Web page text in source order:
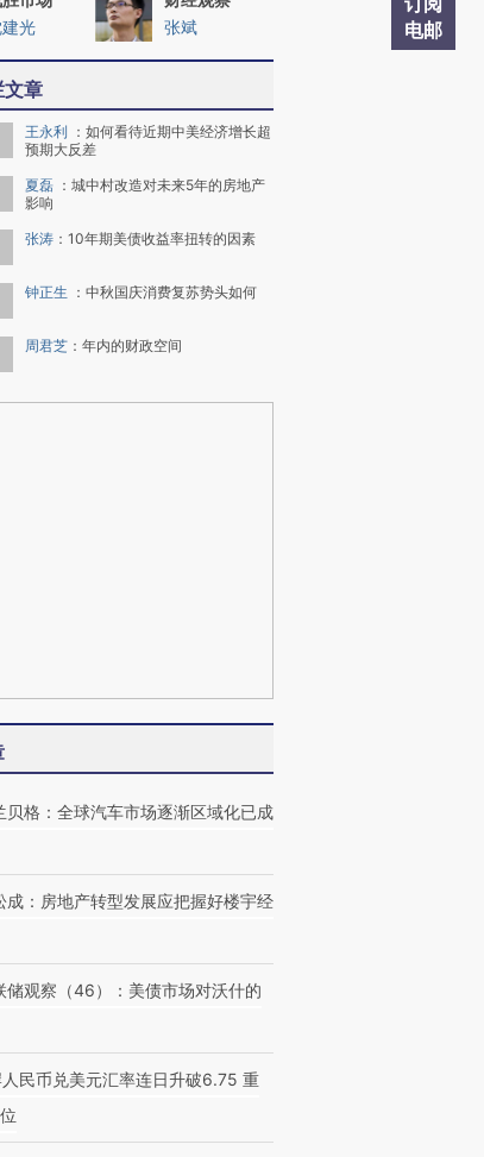
电邮
光
张斌
文章
王永利 ： 如何看待近期中美经济增长超
预期大反差
夏磊 ： 城中村改造对未来5年的房地产
影响
张涛 ： 10年期美债收益率扭转的因素
钟正生 ： 中秋国庆消费复苏势头如何
周君芝 ： 年内的财政空间
贝格：全球汽车市场逐渐区域化已成
成：房地产转型发展应把握好楼宇经
储观察（46）：美债市场对沃什的
民币兑美元汇率连日升破6.75 重